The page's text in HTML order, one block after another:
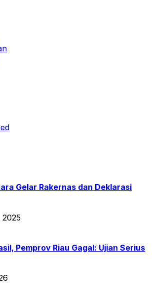
Gelar Rakernas dan Deklarasi
Pemprov Riau Gagal: Ujian Serius